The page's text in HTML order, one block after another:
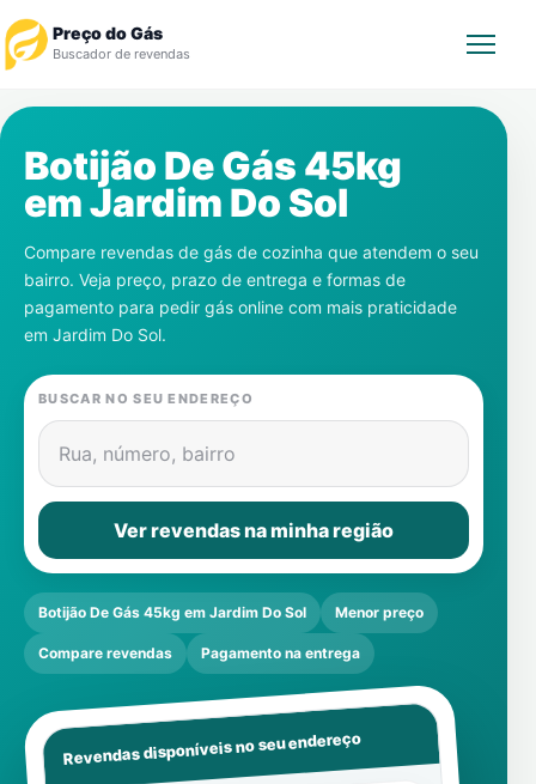
Preço do Gás
Buscador de revendas
Revendedor
Notícias
Cadastre-se
Gás
Contatos
Botijão De Gás 45kg
emJardim Do Sol
Compare revendas de gás de cozinha que atendem o seu
bairro. Veja preço, prazo de entrega e formas de
pagamento para pedir gás online com mais praticidade
em Jardim Do Sol.
BUSCAR NO SEU ENDEREÇO
Rua, número, bairro
Ver revendas na minha região
Botijão De Gás 45kg em Jardim Do Sol Menor preço
Compare revendas Pagamento na entrega
Revendas disponíveis no seu endereço